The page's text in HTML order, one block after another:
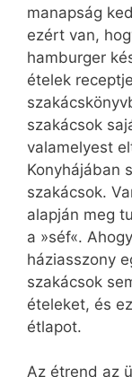
manapság
ezért van,
hamburger
ételek
szakácsok
valamelyest
Konyhájában
szakácsok.
alapján meg
a »séf«.
háziasszony
szakácsok
ételeket, és
étlapot.
Az étrend az